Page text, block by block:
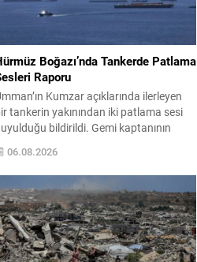
Boğazı’nda Tankerde Patlama
Raporu
Kumzar açıklarında ilerleyen
tankerin yakınından iki patlama sesi
bildirildi. Gemi kaptanının
UKMTO’ya iletmesinin ardından
dair güvenlik endişeleri gündeme
UKMTO açıklamasında, mürettebat
geminin emniyetinin teyit edildiği;
çevresel bir zarar tespit edilmediği
Yetkililer, diğer gemileri
olmaya ve şüpheli hareketleri
bildirmeye çağırdı....
06.08.2026